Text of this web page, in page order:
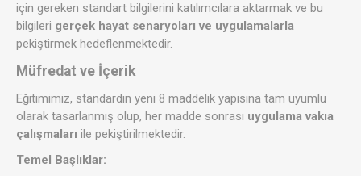
için gereken standart bilgilerini katılımcılara aktarmak ve bu
bilgileri gerçek hayat senaryoları ve uygulamalarla
pekiştirmek hedeflenmektedir.
Müfredat ve İçerik
Eğitimimiz, standardın yeni 8 maddelik yapısına tam uyumlu
olarak tasarlanmış olup, her madde sonrası uygulama vakıa
çalışmaları ile pekiştirilmektedir.
Temel Başlıklar: